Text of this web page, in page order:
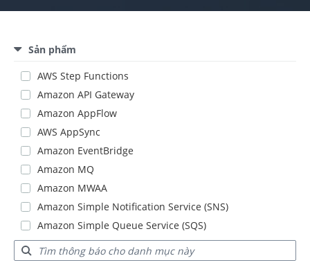
Sản phẩm
AWS Step Functions
Amazon API Gateway
Amazon AppFlow
AWS AppSync
Amazon EventBridge
Amazon MQ
Amazon MWAA
Amazon Simple Notification Service (SNS)
Amazon Simple Queue Service (SQS)